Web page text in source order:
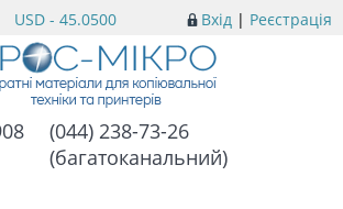
Вхід | Реєстрація
USD - 45.0500
(044) 238-73-26
(багатоканальний)